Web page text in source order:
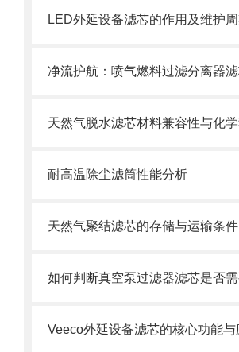
耐高温除尘滤筒性能分析
天然气聚结滤芯的存储与运输条件